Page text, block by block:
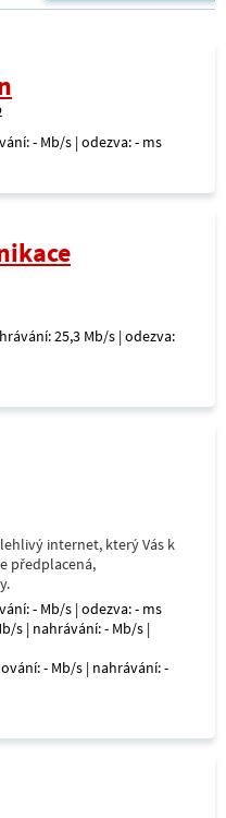
- Mb/s | odezva: - ms
25,3 Mb/s | odezva:
internet, který Vás k
předplacená,
- Mb/s | odezva: - ms
s | nahrávání: - Mb/s |
- Mb/s | nahrávání: -